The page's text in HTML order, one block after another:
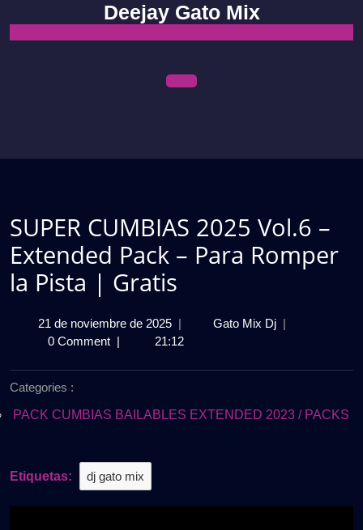
content
Deejay Gato Mix
SUPER CUMBIAS 2025 Vol.6 –
Extended Pack – Para Romper
la Pista | Gratis
21 de noviembre de 202521
de
| Gato Mix DjSUPER
Extended
|
0 Comment | 21:12
Categories :
PACK CUMBIAS BAILABLES EXTENDED 2023 / PACKS
Etiquetas: dj gato mix